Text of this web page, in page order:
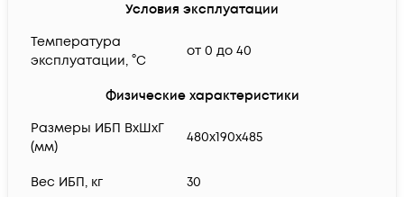
Условия эксплуатации
Температура
эксплуатации, °C
от 0 до 40
Физические характеристики
Размеры ИБП ВхШхГ
(мм)
480х190х485
Вес ИБП, кг 30